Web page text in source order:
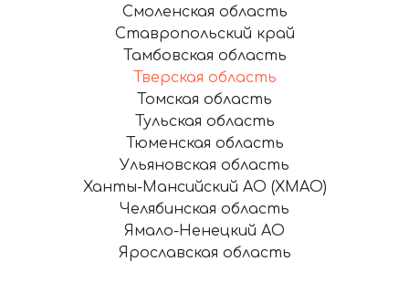
Смоленская область
Ставропольский край
Тамбовская область
Тверская область
Томская область
Тульская область
Тюменская область
Ульяновская область
Ханты-Мансийский АО (ХМАО)
Челябинская область
Ямало-Ненецкий АО
Ярославская область